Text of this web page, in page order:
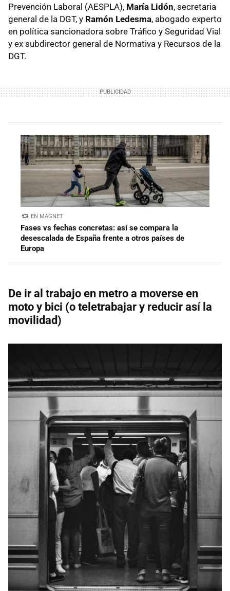
Prevención Laboral (AESPLA), María Lidón, secretaria
general de la DGT, y Ramón Ledesma, abogado experto
en política sancionadora sobre Tráfico y Seguridad Vial
y ex subdirector general de Normativa y Recursos de la
DGT.
EN MAGNET
Fases vs fechas concretas: así se compara la
desescalada de España frente a otros países de
Europa
De ir al trabajo en metro a moverse en
moto y bici (o teletrabajar y reducir así la
movilidad)